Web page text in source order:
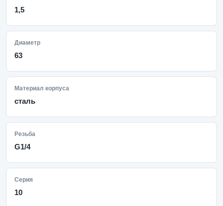
1,5
Диаметр
63
Материал корпуса
сталь
Резьба
G1/4
Серия
10